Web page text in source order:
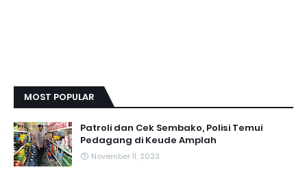
MOST POPULAR
Patroli dan Cek Sembako, Polisi Temui
Pedagang di Keude Amplah
November 11, 2023